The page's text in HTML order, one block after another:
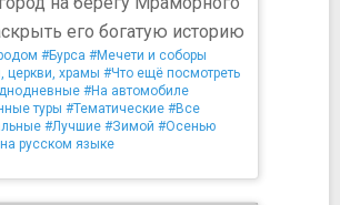
его богатую историю
#Бурса #Мечети и соборы
церкви, храмы #Что ещё посмотреть
#На автомобиле
туры #Тематические #Все
#Лучшие #Зимой #Осенью
русском языке